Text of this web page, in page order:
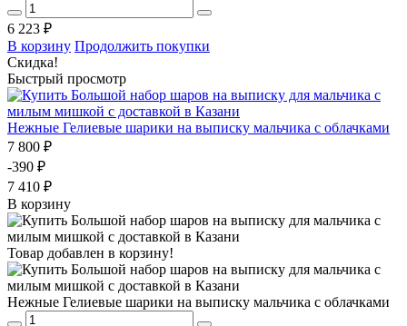
6 223 ₽
В корзину Продолжить покупки
Скидка!
Быстрый просмотр
Нежные Гелиевые шарики на выписку мальчика с облачками
7 800 ₽
-390 ₽
7 410 ₽
В корзину
Товар добавлен в корзину!
Нежные Гелиевые шарики на выписку мальчика с облачками